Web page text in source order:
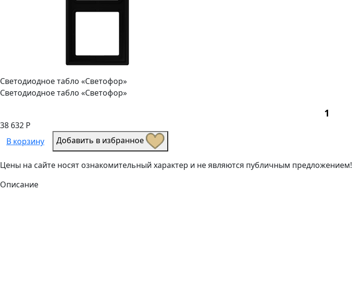
Светодиодное табло «Светофор»
Светодиодное табло «Светофор»
38 632 Р
В корзину
Добавить в избранное
Цены на сайте носят ознакомительный характер и не являются публичным предложением!
Описание